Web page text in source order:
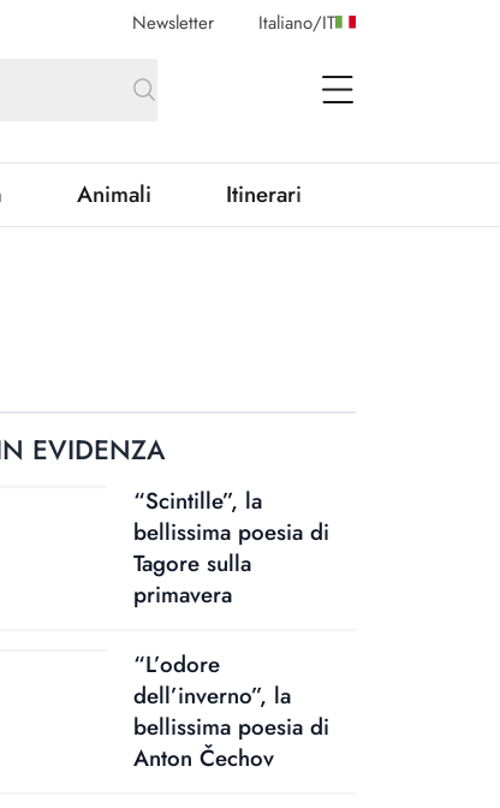
Newsletter Italiano/IT
open Menu
Animali Itinerari
EVIDENZA
“Scintille”, la
bellissima poesia di
Tagore sulla
primavera
“L’odore
dell’inverno”, la
bellissima poesia di
Anton Čechov